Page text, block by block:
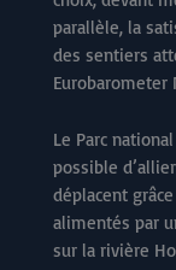
parallèle, la
des sentiers
Eurobarometer
Le Parc
possible
déplacent
alimentés par
sur la rivière